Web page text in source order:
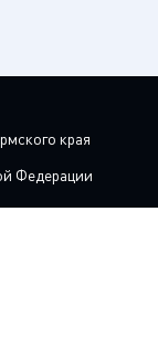
края
Федерации